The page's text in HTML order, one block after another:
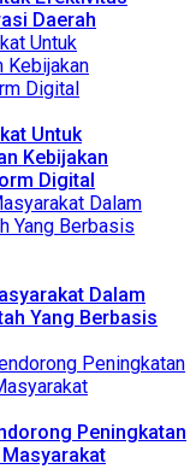
Daerah
Untuk
Kebijakan
Digital
Dalam
Yang Berbasis
Peningkatan